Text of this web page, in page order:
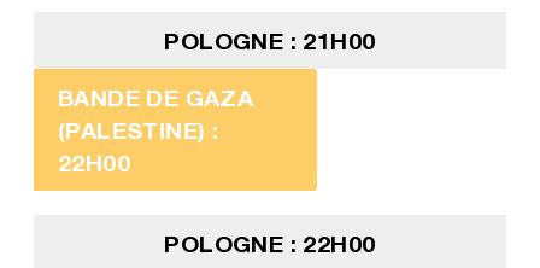
POLOGNE : 21H00
BANDE DE GAZA
(PALESTINE) :
22H00
POLOGNE : 22H00